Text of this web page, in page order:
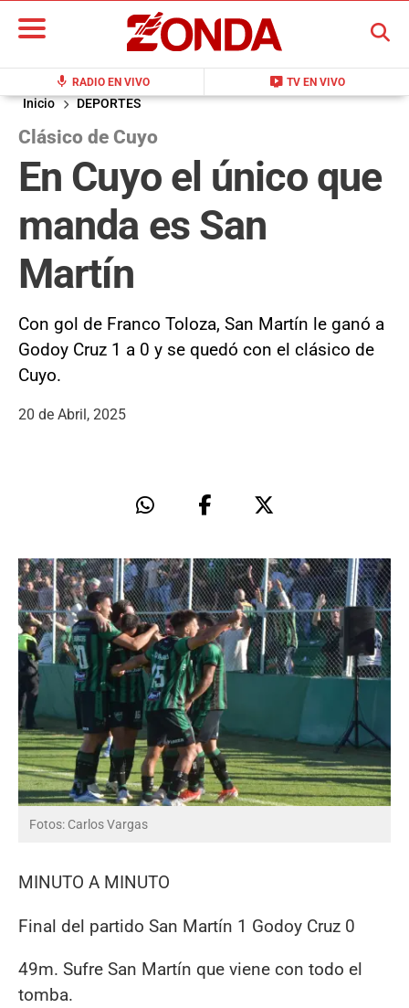
mic RADIO EN VIVO live_tv TV EN VIVO
BUSCAR
Inicio DEPORTES
Clásico de Cuyo
En Cuyo el único que
manda es San
Martín
Con gol de Franco Toloza, San Martín le ganó a
Godoy Cruz 1 a 0 y se quedó con el clásico de
Cuyo.
20 de Abril, 2025
Fotos: Carlos Vargas
MINUTO A MINUTO
Final del partido San Martín 1 Godoy Cruz 0
49m. Sufre San Martín que viene con todo el
tomba.